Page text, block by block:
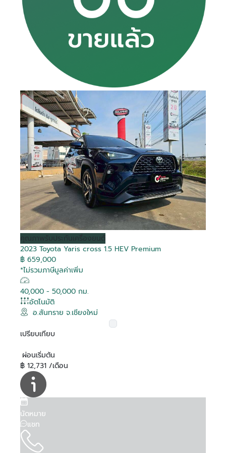
คุณภาพรับประกันเครื่องยนต์
2023 Toyota Yaris cross 1.5 HEV Premium
฿ 659,000
*ไม่รวมภาษีมูลค่าเพิ่ม
40,000 - 50,000 กม.
อัตโนมัติ
อ.สันทราย จ.เชียงใหม่
เปรียบเทียบ
ผ่อนเริ่มต้น
฿ 12,731 /เดือน
นัดหมาย
แชท